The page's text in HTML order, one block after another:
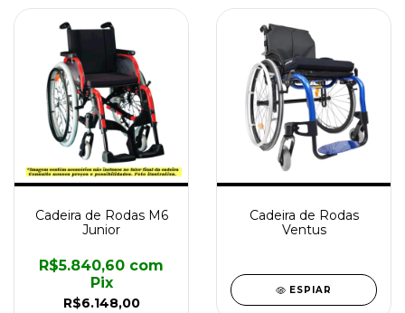
Cadeira de Rodas M6
Junior
R$6.148,00
R$5.840,60 com
Pix
Cadeira de Rodas
Ventus
ESPIAR